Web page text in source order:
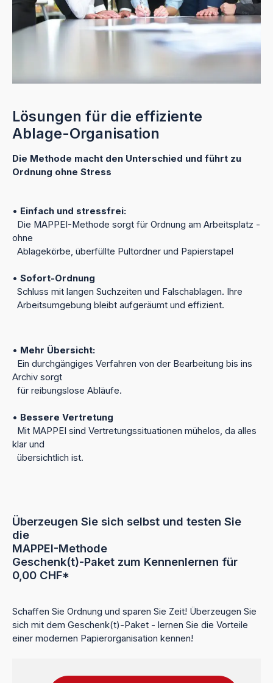
Lösungen für die effiziente
Ablage-Organisation
Die Methode macht den Unterschied und führt zu
Ordnung ohne Stress
• Einfach und stressfrei:
Die MAPPEI-Methode sorgt für Ordnung am Arbeitsplatz -
ohne
Ablagekörbe, überfüllte Pultordner und Papierstapel
• Sofort-Ordnung
Schluss mit langen Suchzeiten und Falschablagen. Ihre
Arbeitsumgebung bleibt aufgeräumt und effizient.
• Mehr Übersicht:
Ein durchgängiges Verfahren von der Bearbeitung bis ins
Archiv sorgt
für reibungslose Abläufe.
• Bessere Vertretung
Mit MAPPEI sind Vertretungssituationen mühelos, da alles
klar und
übersichtlich ist.
Überzeugen Sie sich selbst und testen Sie
die
MAPPEI-Methode
Geschenk(t)-Paket zum Kennenlernen für
0,00 CHF*
Schaffen Sie Ordnung und sparen Sie Zeit! Überzeugen Sie
sich mit dem Geschenk(t)-Paket - lernen Sie die Vorteile
einer modernen Papierorganisation kennen!